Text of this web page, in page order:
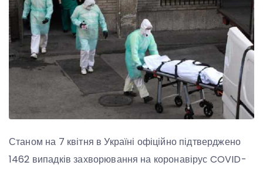
Станом на 7 квітня в Україні офіційно підтверджено
1462 випадків захворювання на коронавірус COVID-